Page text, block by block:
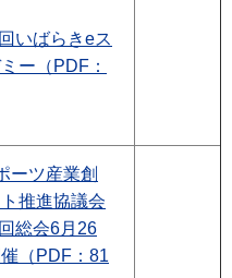
いばらきeス
ー（PDF：
ーツ産業創
推進協議会
総会6月26
催（PDF：81